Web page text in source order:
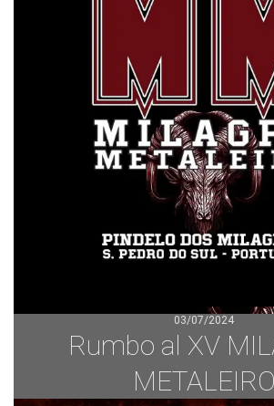
03/07/2024
Rumbo al XV
METALEIRO